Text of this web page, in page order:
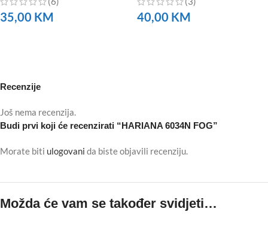
35,00 KM 40,00 KM
Recenzije
Još nema recenzija.
Budi prvi koji će recenzirati “HARIANA 6034N FOG”
Morate biti ulogovani da biste objavili recenziju.
Možda će vam se također svidjeti…